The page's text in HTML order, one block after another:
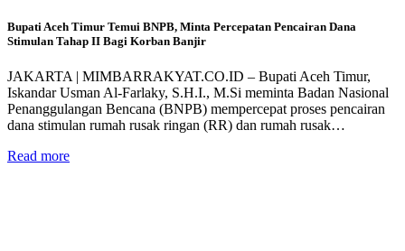
Bupati Aceh Timur Temui BNPB, Minta Percepatan Pencairan Dana
Stimulan Tahap II Bagi Korban Banjir
JAKARTA | MIMBARRAKYAT.CO.ID – Bupati Aceh Timur,
Iskandar Usman Al-Farlaky, S.H.I., M.Si meminta Badan Nasional
Penanggulangan Bencana (BNPB) mempercepat proses pencairan
dana stimulan rumah rusak ringan (RR) dan rumah rusak…
Read more